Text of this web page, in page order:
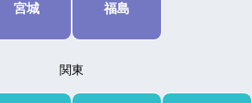
宮城 福島
関東